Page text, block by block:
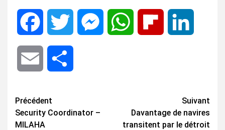
Facebook Twitter MessengerWhatsApp Flipboard
Email
Navigation
d’article
Précédent
Security Coordinator –
MILAHA
Suivant
Davantage de navires
transitent par le détroit